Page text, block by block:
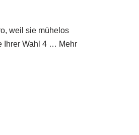
weil sie mühelos
Ihrer Wahl 4 … Mehr